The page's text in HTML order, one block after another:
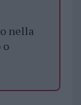
nella